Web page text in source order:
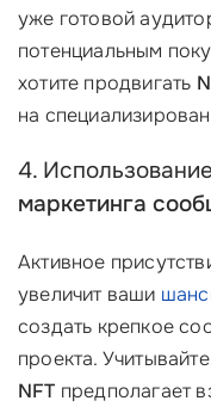
уже готовой
потенциальным
хотите продвигать
на
4.
маркетинга
Активное
увеличит ваши
создать крепкое
проекта.
NFT предполагает